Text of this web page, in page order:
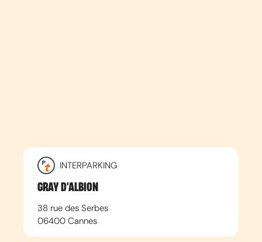
INTERPARKING
GRAY D'ALBION
38 rue des Serbes
06400 Cannes